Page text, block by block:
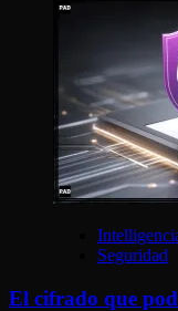
Seguridad
El cifrado que